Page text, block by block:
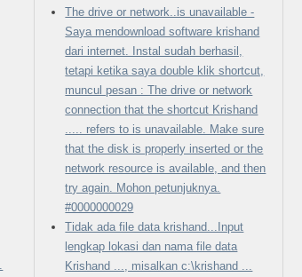
The drive or network..is unavailable -
Saya mendownload software krishand
dari internet. Instal sudah berhasil,
tetapi ketika saya double klik shortcut,
muncul pesan : The drive or network
connection that the shortcut Krishand
..... refers to is unavailable. Make sure
that the disk is properly inserted or the
network resource is available, and then
try again. Mohon petunjuknya.
#0000000029
Tidak ada file data krishand...Input
lengkap lokasi dan nama file data
Krishand ..., misalkan c:\krishand ...